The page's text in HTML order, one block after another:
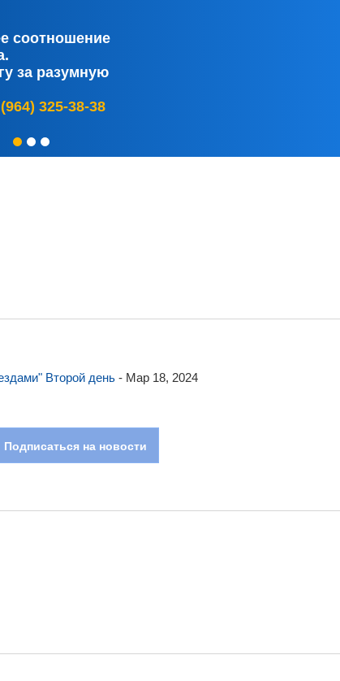
соотношение
за разумную
325-38-38
Второй день- Мар 18, 2024
Подписаться на новости